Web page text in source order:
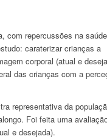
com repercussões na
caraterizar crianças a
corporal (atual e
das crianças com a
representativa da
Foi feita uma
e desejada).